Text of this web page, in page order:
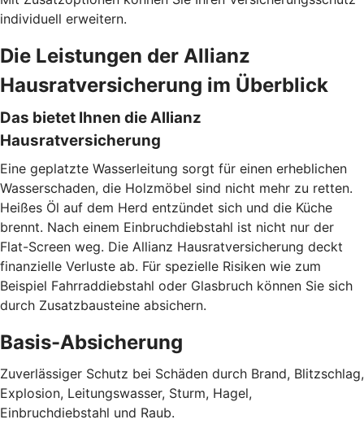
individuell erweitern.
Die Leistungen der Allianz
Hausratversicherung im Überblick
Das bietet Ihnen die Allianz
Hausratversicherung
Eine geplatzte Wasserleitung sorgt für einen erheblichen
Wasserschaden, die Holzmöbel sind nicht mehr zu retten.
Heißes Öl auf dem Herd entzündet sich und die Küche
brennt. Nach einem Einbruchdiebstahl ist nicht nur der
Flat-Screen weg. Die Allianz Hausratversicherung deckt
finanzielle Verluste ab. Für spezielle Risiken wie zum
Beispiel Fahrraddiebstahl oder Glasbruch können Sie sich
durch Zusatzbausteine absichern.
Basis-Absicherung
Zuverlässiger Schutz bei Schäden durch Brand, Blitzschlag,
Explosion, Leitungswasser, Sturm, Hagel,
Einbruchdiebstahl und Raub.